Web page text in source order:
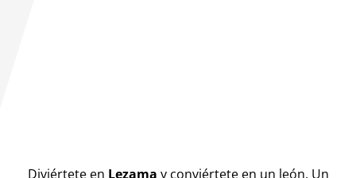
Diviértete en Lezama y conviértete en un león. Un